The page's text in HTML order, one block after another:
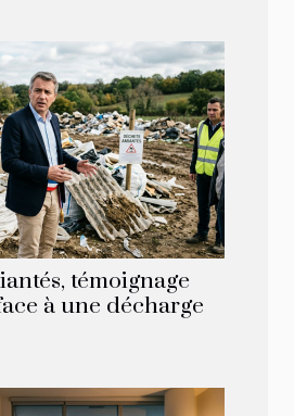
témoignage
à une décharge